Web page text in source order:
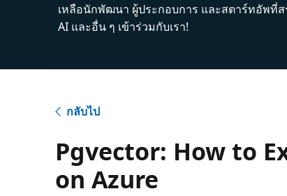
เหลือนักพัฒนา ผู้ประกอบการ และสตาร์ทอัพที่
AI และอื่น ๆ เข้าร่วมกับเรา!
กลับไป
Pgvector: How to
on Azure